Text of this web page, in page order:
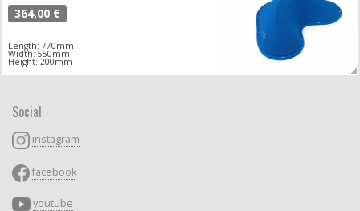
364,00 €
Length: 770mm
Width: 550mm
Height: 200mm
Social
instagram
facebook
youtube